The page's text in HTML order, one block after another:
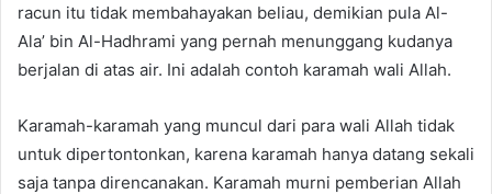
racun itu tidak membahayakan beliau, demikian pula Al-
Ala’ bin Al-Hadhrami yang pernah menunggang kudanya
berjalan di atas air. Ini adalah contoh karamah wali Allah.
Karamah-karamah yang muncul dari para wali Allah tidak
untuk dipertontonkan, karena karamah hanya datang sekali
saja tanpa direncanakan. Karamah murni pemberian Allah